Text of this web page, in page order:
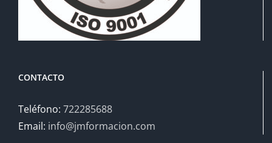
CONTACTO
Teléfono: 722285688
Email: info@jmformacion.com